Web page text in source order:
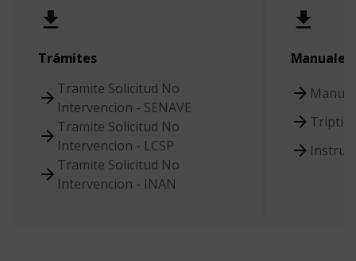
get_app
Trámites
Tramite Solicitud No
Intervencion - SENAVE
Tramite Solicitud No
Intervencion - LCSP
Tramite Solicitud No
Intervencion - INAN
get_app
Manuales